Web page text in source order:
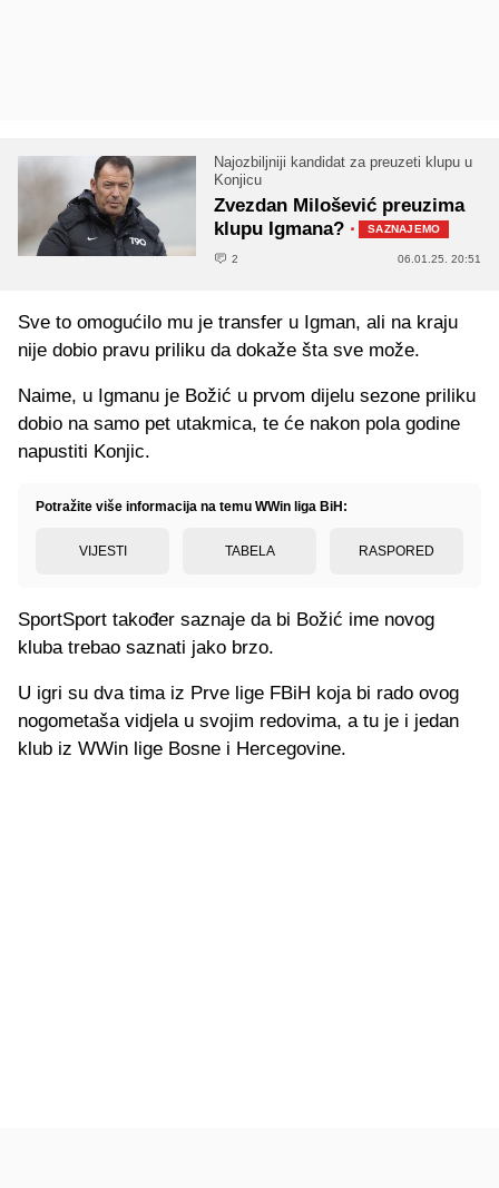
Najozbiljniji kandidat za preuzeti klupu u
Konjicu
Zvezdan Milošević preuzima
klupu Igmana? · SAZNAJEMO
2 06.01.25. 20:51
Sve to omogućilo mu je transfer u Igman, ali na kraju
nije dobio pravu priliku da dokaže šta sve može.
Naime, u Igmanu je Božić u prvom dijelu sezone priliku
dobio na samo pet utakmica, te će nakon pola godine
napustiti Konjic.
Potražite više informacija na temu WWin liga BiH:
VIJESTI TABELA RASPORED
SportSport također saznaje da bi Božić ime novog
kluba trebao saznati jako brzo.
U igri su dva tima iz Prve lige FBiH koja bi rado ovog
nogometaša vidjela u svojim redovima, a tu je i jedan
klub iz WWin lige Bosne i Hercegovine.